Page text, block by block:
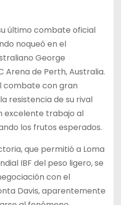
último combate oficial
noqueó en el
George
Arena de Perth, Australia.
combate con gran
resistencia de su rival
excelente trabajo al
los frutos esperados.
que permitió a Loma
IBF del peso ligero, se
con el
Davis, aparentemente